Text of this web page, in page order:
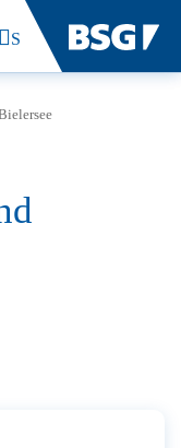
Suchen